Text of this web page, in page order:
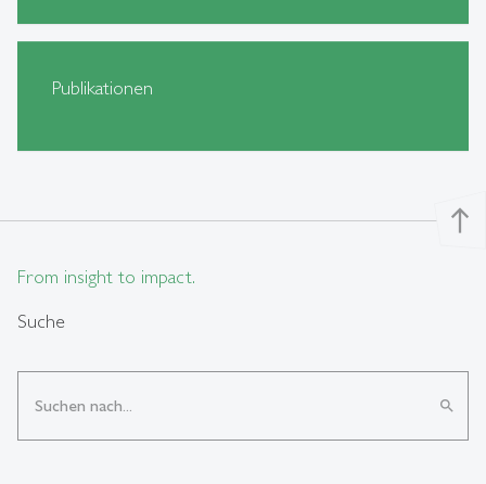
Publikationen
north
From insight to impact.
Suche
search